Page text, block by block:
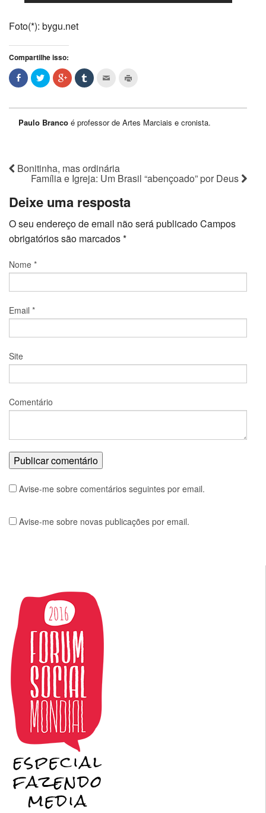
Foto(*): bygu.net
Compartilhe isso:
Paulo Branco é professor de Artes Marciais e cronista.
Bonitinha, mas ordinária
Família e Igreja: Um Brasil “abençoado” por Deus
Deixe uma resposta
O seu endereço de email não será publicadoCampos
obrigatórios são marcados*
Nome *
Email *
Site
Comentário
Avise-me sobre comentários seguintes por email.
Avise-me sobre novas publicações por email.